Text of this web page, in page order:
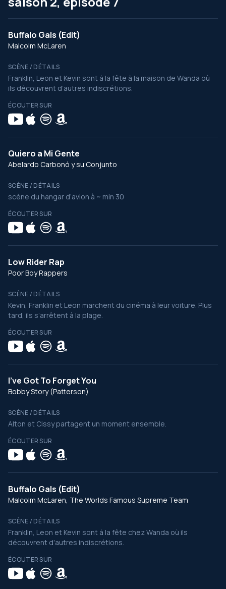
Buffalo Gals (Edit)
Malcolm McLaren
SCÈNE / DÉTAILS
Franklin, Leon et Kevin sont à la fête à la maison de Wanda où
ils découvrent d’autres indiscrétions.
ÉCOUTER SUR
Quiero a Mi Gente
Abelardo Carbonó y su Conjunto
SCÈNE / DÉTAILS
scène du hangar d’avion à ~ min 30
ÉCOUTER SUR
Low Rider Rap
Poor Boy Rappers
SCÈNE / DÉTAILS
Kevin, Franklin et Leon marchent du cinéma à leur voiture. Plus
tard, ils s’arrêtent à la plage.
ÉCOUTER SUR
I've Got To Forget You
Bobby Story (Patterson)
SCÈNE / DÉTAILS
Alton et Cissy partagent un moment ensemble.
ÉCOUTER SUR
Buffalo Gals (Edit)
Malcolm McLaren, The Worlds Famous Supreme Team
SCÈNE / DÉTAILS
Franklin, Leon et Kevin sont à la fête chez Wanda où ils
découvrent d'autres indiscrétions.
ÉCOUTER SUR